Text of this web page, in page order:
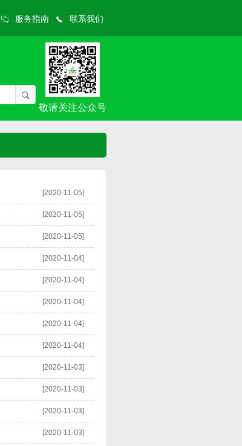
服务指南 联系我们
敬请关注公众号
[2020-11-05]
[2020-11-05]
[2020-11-05]
[2020-11-04]
[2020-11-04]
[2020-11-04]
[2020-11-04]
[2020-11-04]
[2020-11-03]
[2020-11-03]
[2020-11-03]
[2020-11-03]